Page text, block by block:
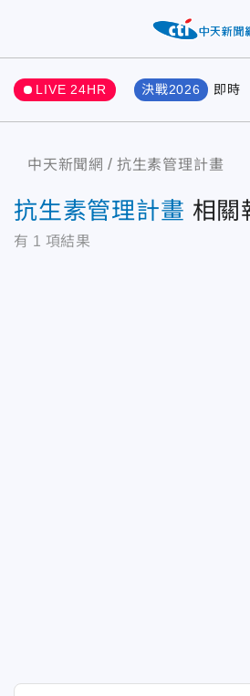
LIVE 24HR 決戰2026 即時
中天新聞網 抗生素管理計畫
抗生素管理計畫 相關
有 1 項結果